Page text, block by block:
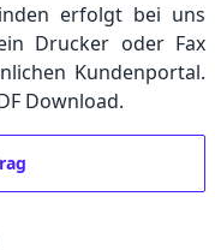
erfolgt bei uns
Drucker oder Fax
Kundenportal.
Download.